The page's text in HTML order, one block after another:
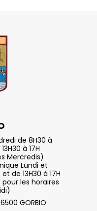
de 8H30 à
à 17H
Mercredis)
Lundi et
de 13H30 à 17H
les horaires
GORBIO